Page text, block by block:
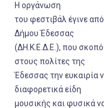
Η οργάνωση
του φεστιβάλ έγινε
Δήμου Έδεσσας
(ΔΗ.Κ.Ε.Δ.Ε.), που
στους πολίτες της
Έδεσσας την ευκαιρία
διαφορετικά είδη
μουσικής και φυσικά